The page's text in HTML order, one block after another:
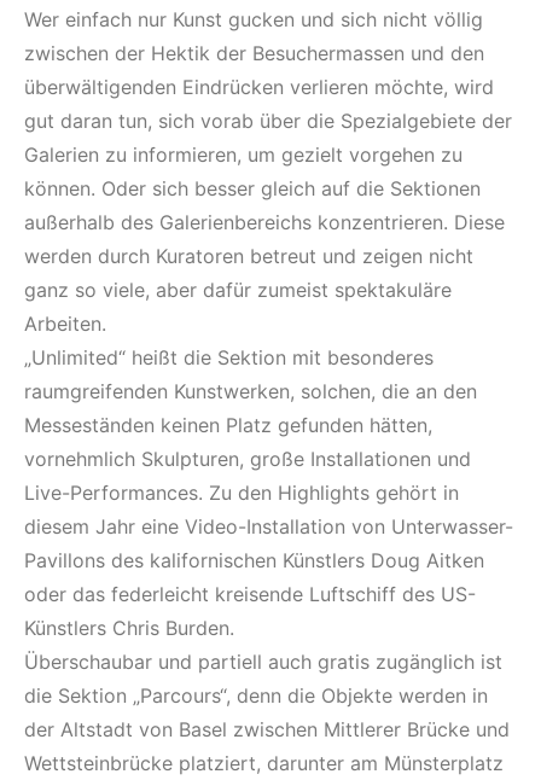
Wer einfach nur Kunst gucken und sich nicht völlig
zwischen der Hektik der Besuchermassen und den
überwältigenden Eindrücken verlieren möchte, wird
gut daran tun, sich vorab über die Spezialgebiete der
Galerien zu informieren, um gezielt vorgehen zu
können. Oder sich besser gleich auf die Sektionen
außerhalb des Galerienbereichs konzentrieren. Diese
werden durch Kuratoren betreut und zeigen nicht
ganz so viele, aber dafür zumeist spektakuläre
Arbeiten.
„Unlimited“ heißt die Sektion mit besonderes
raumgreifenden Kunstwerken, solchen, die an den
Messeständen keinen Platz gefunden hätten,
vornehmlich Skulpturen, große Installationen und
Live-Performances. Zu den Highlights gehört in
diesem Jahr eine Video-Installation von Unterwasser-
Pavillons des kalifornischen Künstlers Doug Aitken
oder das federleicht kreisende Luftschiff des US-
Künstlers Chris Burden.
Überschaubar und partiell auch gratis zugänglich ist
die Sektion „Parcours“, denn die Objekte werden in
der Altstadt von Basel zwischen Mittlerer Brücke und
Wettsteinbrücke platziert, darunter am Münsterplatz